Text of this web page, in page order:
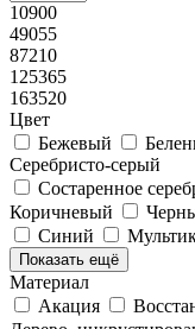
10900
49055
87210
125365
163520
Цвет
Бежевый
Серебристо-серый
Состаренное
Коричневый
Синий
Показать ещё
Материал
Акация